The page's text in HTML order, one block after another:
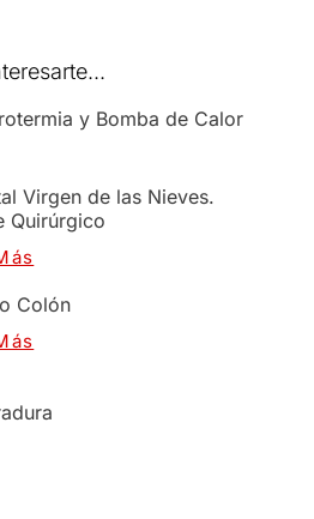
y Bomba de Calor
Virgen de las Nieves.
Quirúrgico
Colón